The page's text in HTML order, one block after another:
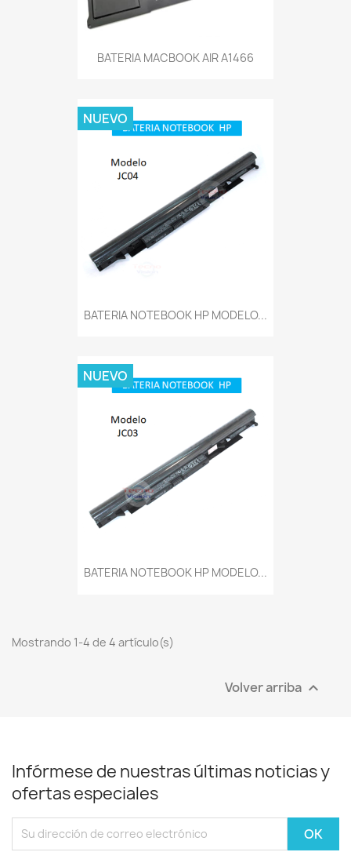
BATERIA MACBOOK AIR A1466
BATERIA NOTEBOOK HP MODELO...
NUEVO
BATERIA NOTEBOOK HP MODELO...
NUEVO
Mostrando 1-4 de 4 artículo(s)
Volver arriba 
Infórmese de nuestras últimas noticias y
ofertas especiales